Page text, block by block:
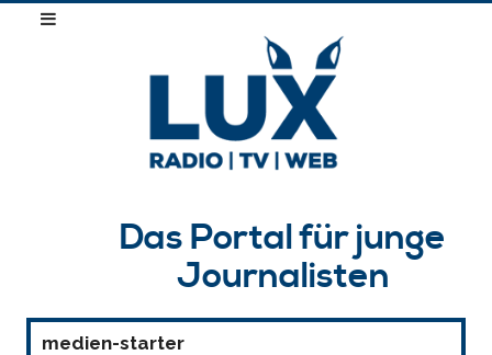
Das Portal für junge
Journalisten
medien-starter